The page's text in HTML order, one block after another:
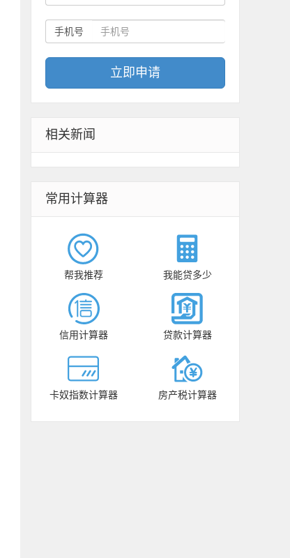
手机号
立即申请
相关新闻
常用计算器
帮我推荐 我能贷多少
信用计算器 贷款计算器
卡奴指数计算器 房产税计算器